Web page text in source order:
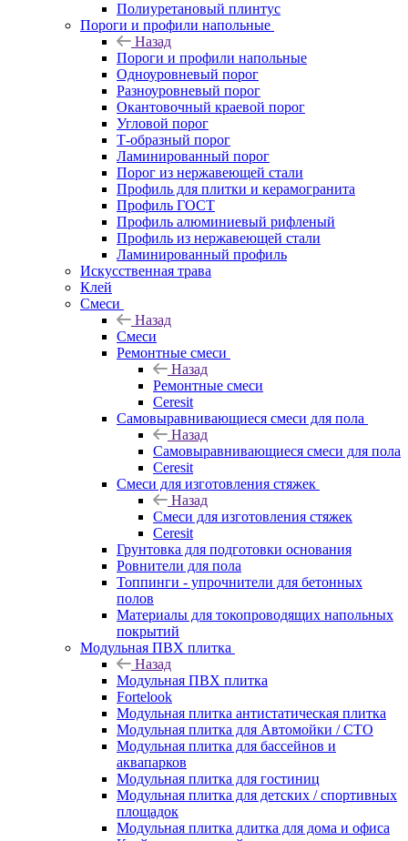
Полиуретановый плинтус
Пороги и профили напольные
Назад
Пороги и профили напольные
Одноуровневый порог
Разноуровневый порог
Окантовочный краевой порог
Угловой порог
Т-образный порог
Ламинированный порог
Порог из нержавеющей стали
Профиль для плитки и керамогранита
Профиль ГОСТ
Профиль алюминиевый рифленый
Профиль из нержавеющей стали
Ламинированный профиль
Искусственная трава
Клей
Смеси
Назад
Смеси
Ремонтные смеси
Назад
Ремонтные смеси
Ceresit
Самовыравнивающиеся смеси для пола
Назад
Самовыравнивающиеся смеси для пола
Ceresit
Смеси для изготовления стяжек
Назад
Смеси для изготовления стяжек
Ceresit
Грунтовка для подготовки основания
Ровнители для пола
Топпинги - упрочнители для бетонных
полов
Материалы для токопроводящих напольных
покрытий
Модульная ПВХ плитка
Назад
Модульная ПВХ плитка
Fortelook
Модульная плитка антистатическая плитка
Модульная плитка для Автомойки / СТО
Модульная плитка для бассейнов и
аквапарков
Модульная плитка для гостиниц
Модульная плитка для детских / спортивных
площадок
Модульная плитка длитка для дома и офиса